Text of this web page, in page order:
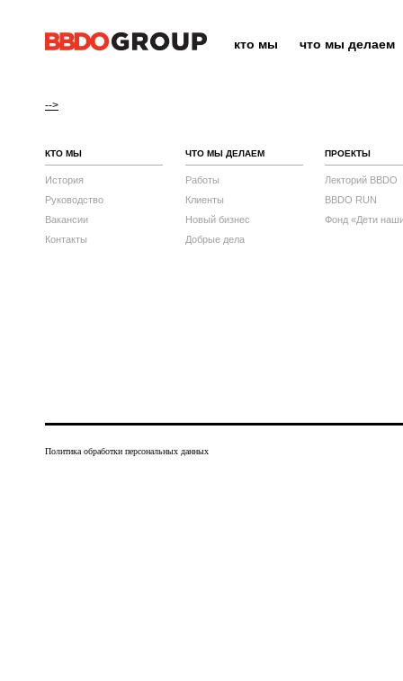
кто мы что мы делаем
-->
КТО МЫ
История
Руководство
Вакансии
Контакты
ЧТО МЫ ДЕЛАЕМ
Работы
Клиенты
Новый бизнес
Добрые дела
ПРОЕКТЫ
Лекторий BBDO
BBDO RUN
Фонд «Дети
Политика обработки персональных данных